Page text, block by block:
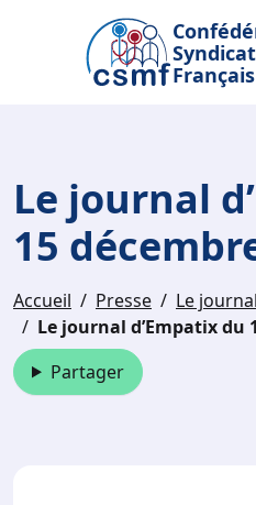
Passer au contenu principal
Français
Le journal
15
Accueil Presse
Le
Le journal d’Empatix du
Partager